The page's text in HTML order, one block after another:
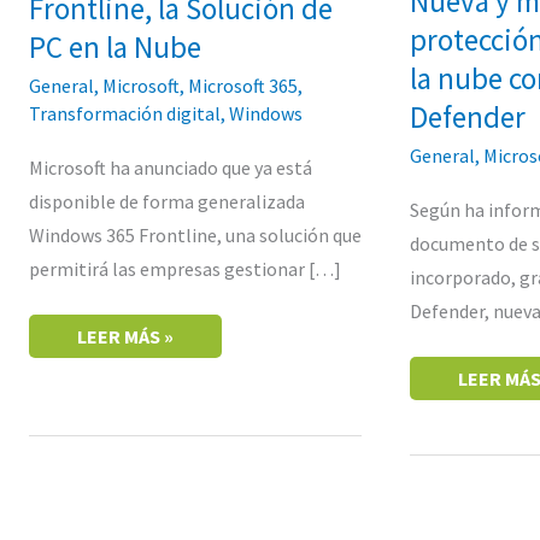
Frontline, la Solución de
PC en la Nube
General, Microsoft, Microsoft 365,
Transformación digital, Windows
Microsoft ha anunciado que ya está
disponible de forma generalizada
Windows 365 Frontline, una solución que
permitirá las empresas gestionar […]
DE
EN
NUBE
LEER MÁS »
la nube
Defender
General,
Según ha
documento de
incorporado,
Defender,
EN
LA
NUBE
CON
DEFENDER
LEER